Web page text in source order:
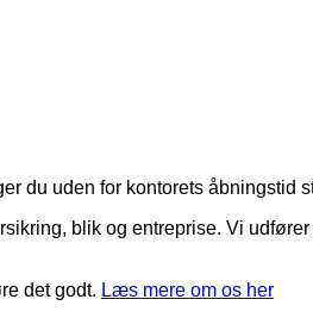
du uden for kontorets
blik og entreprise. Vi
det godt. Læs mere om os her